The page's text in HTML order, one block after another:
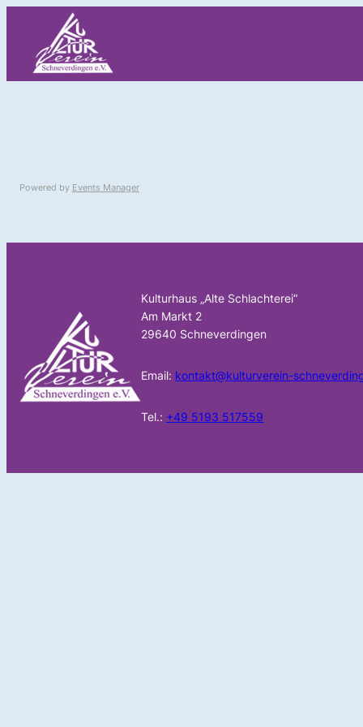
springen
Powered by Events Manager
Kulturhaus „Alte Schlachterei“
Am Markt 2
29640 Schneverdingen
Email: kontakt@kulturverein-
Tel.: +49 5193 517559